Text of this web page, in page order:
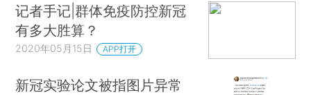
记者手记|群体免疫防控新冠
有多大胜算？
2020年05月15日 APP打开
新冠实验论文被指图片异常